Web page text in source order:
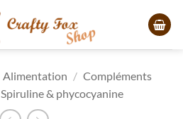
Alimentation / Compléments
Spiruline & phycocyanine